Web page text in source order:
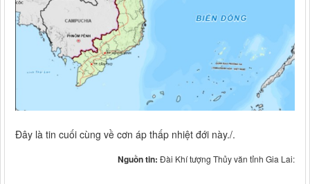
Đây là tin cuối cùng về cơn áp thấp nhiệt đới này./.
Nguồn tin: Đài Khí tượng Thủy văn tỉnh Gia Lai: